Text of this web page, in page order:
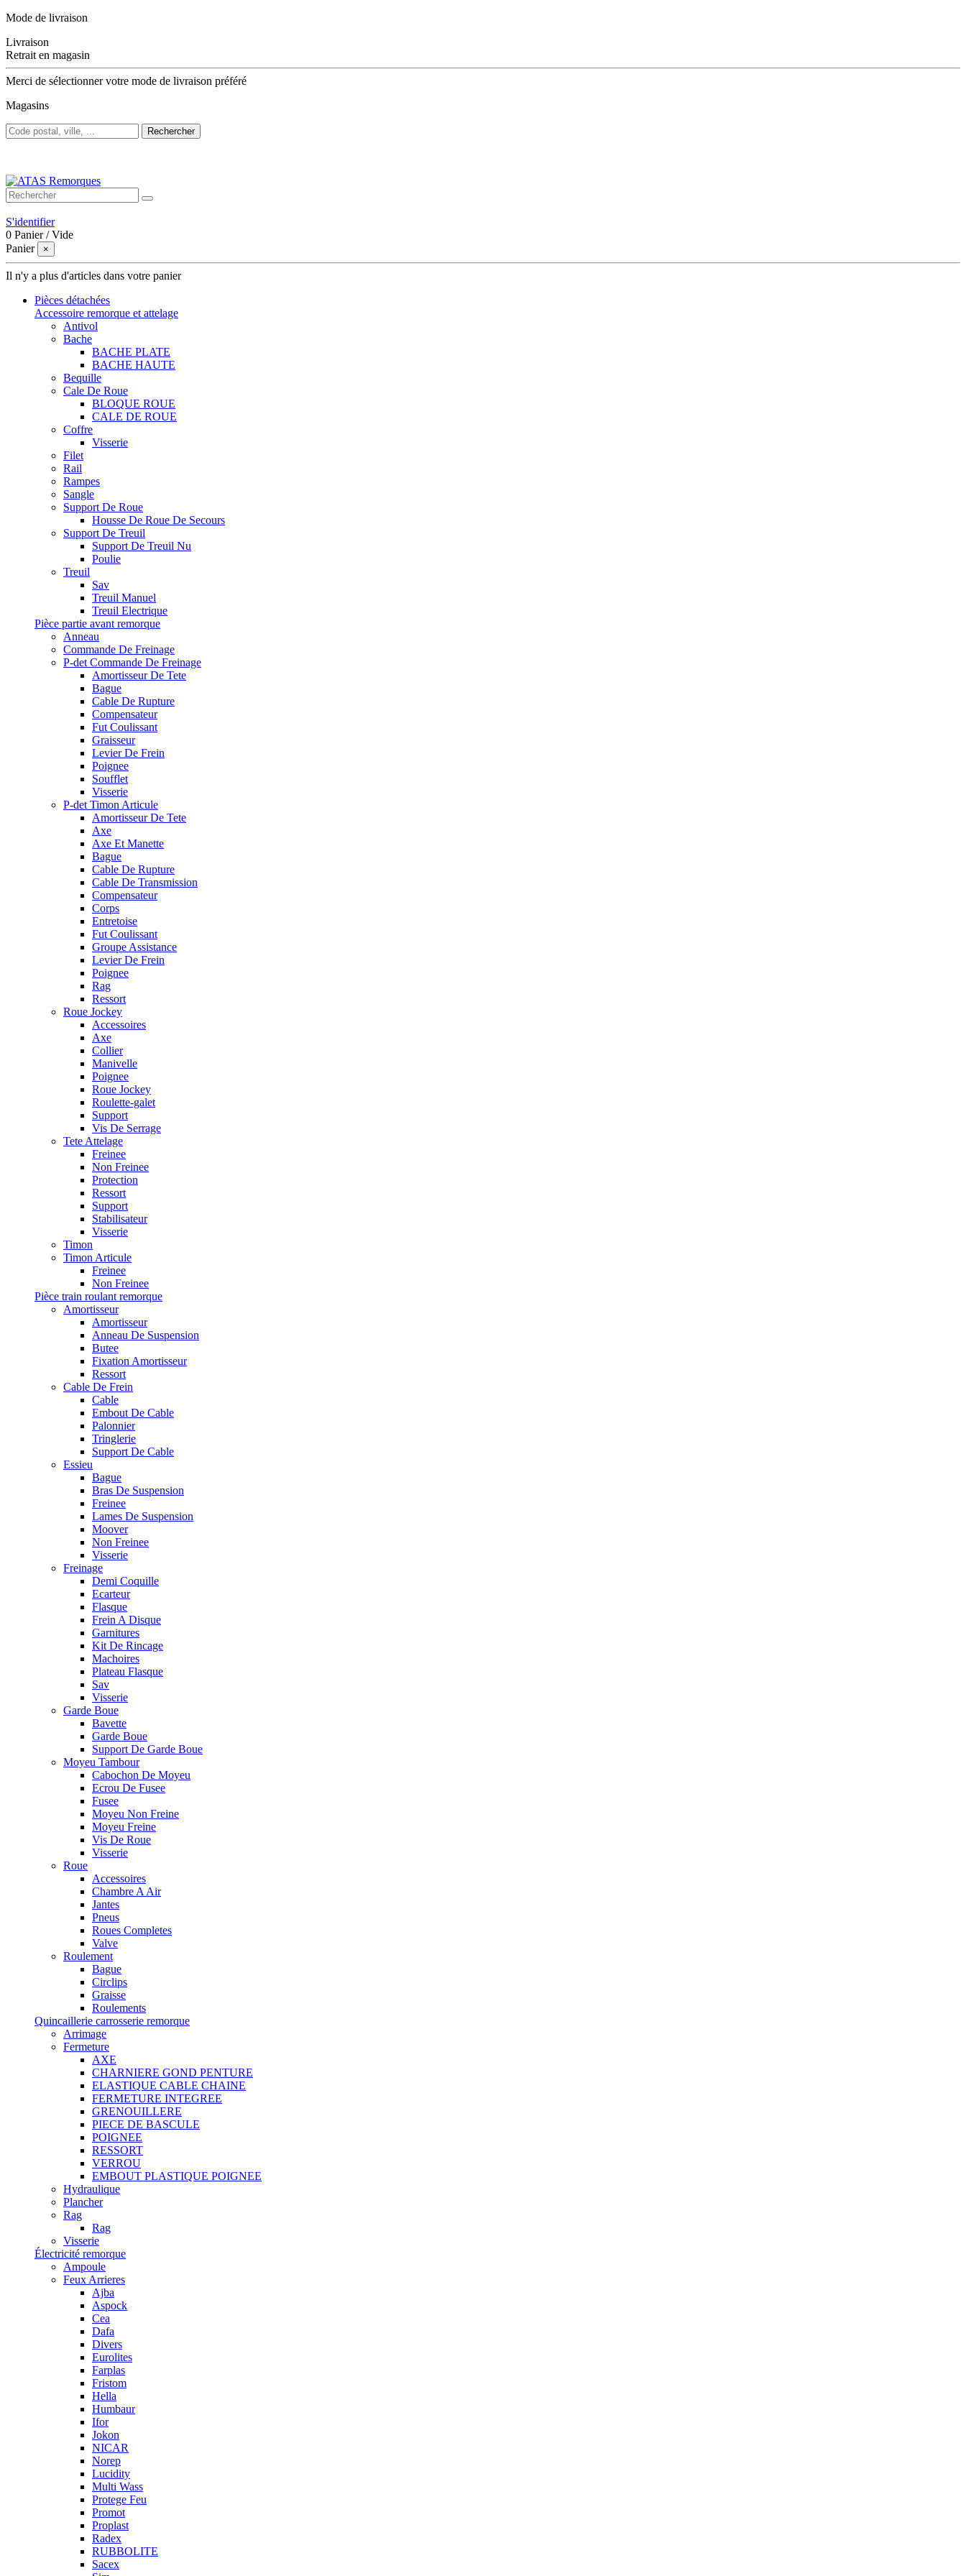
Mode de livraison
Livraison
Retrait en magasin
Merci de sélectionner votre mode de livraison préféré
Magasins
Rechercher
S'identifier
0 Panier /Vide
Panier
×
Il n'y a plus d'articles dans votre panier
Pièces détachées
Accessoire remorque et attelage
Antivol
Bache
BACHE PLATE
BACHE HAUTE
Bequille
Cale De Roue
BLOQUE ROUE
CALE DE ROUE
Coffre
Visserie
Filet
Rail
Rampes
Sangle
Support De Roue
Housse De Roue De Secours
Support De Treuil
Support De Treuil Nu
Poulie
Treuil
Sav
Treuil Manuel
Treuil Electrique
Pièce partie avant remorque
Anneau
Commande De Freinage
P-det Commande De Freinage
Amortisseur De Tete
Bague
Cable De Rupture
Compensateur
Fut Coulissant
Graisseur
Levier De Frein
Poignee
Soufflet
Visserie
P-det Timon Articule
Amortisseur De Tete
Axe
Axe Et Manette
Bague
Cable De Rupture
Cable De Transmission
Compensateur
Corps
Entretoise
Fut Coulissant
Groupe Assistance
Levier De Frein
Poignee
Rag
Ressort
Roue Jockey
Accessoires
Axe
Collier
Manivelle
Poignee
Roue Jockey
Roulette-galet
Support
Vis De Serrage
Tete Attelage
Freinee
Non Freinee
Protection
Ressort
Support
Stabilisateur
Visserie
Timon
Timon Articule
Freinee
Non Freinee
Pièce train roulant remorque
Amortisseur
Amortisseur
Anneau De Suspension
Butee
Fixation Amortisseur
Ressort
Cable De Frein
Cable
Embout De Cable
Palonnier
Tringlerie
Support De Cable
Essieu
Bague
Bras De Suspension
Freinee
Lames De Suspension
Moover
Non Freinee
Visserie
Freinage
Demi Coquille
Ecarteur
Flasque
Frein A Disque
Garnitures
Kit De Rincage
Machoires
Plateau Flasque
Sav
Visserie
Garde Boue
Bavette
Garde Boue
Support De Garde Boue
Moyeu Tambour
Cabochon De Moyeu
Ecrou De Fusee
Fusee
Moyeu Non Freine
Moyeu Freine
Vis De Roue
Visserie
Roue
Accessoires
Chambre A Air
Jantes
Pneus
Roues Completes
Valve
Roulement
Bague
Circlips
Graisse
Roulements
Quincaillerie carrosserie remorque
Arrimage
Fermeture
AXE
CHARNIERE GOND PENTURE
ELASTIQUE CABLE CHAINE
FERMETURE INTEGREE
GRENOUILLERE
PIECE DE BASCULE
POIGNEE
RESSORT
VERROU
EMBOUT PLASTIQUE POIGNEE
Hydraulique
Plancher
Rag
Rag
Visserie
Électricité remorque
Ampoule
Feux Arrieres
Ajba
Aspock
Cea
Dafa
Divers
Eurolites
Farplas
Fristom
Hella
Humbaur
Ifor
Jokon
NICAR
Norep
Lucidity
Multi Wass
Protege Feu
Promot
Proplast
Radex
RUBBOLITE
Sacex